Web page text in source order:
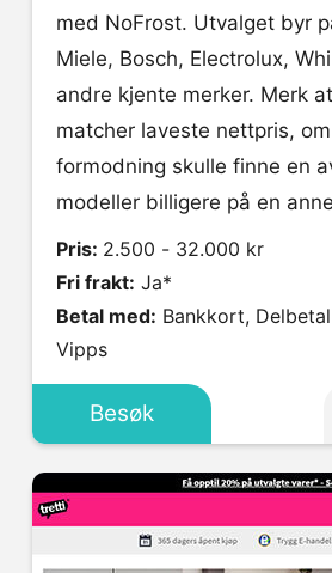
med NoFrost. Utvalget byr
Miele, Bosch, Electrolux,
andre kjente merker. Merk
matcher laveste nettpris,
formodning skulle finne en
modeller billigere på en
Pris: 2.500 - 32.000 kr
Fri frakt: Ja*
Betal med:
Vipps
Besøk